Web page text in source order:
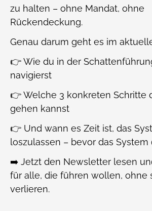
zu halten – ohne Mandat, ohne
Rückendeckung.
Genau darum geht es im
👉 Wie du in der
navigierst
👉 Welche 3 konkreten Schritte
gehen kannst
👉 Und wann es Zeit ist, das
loszulassen – bevor das
➡️ Jetzt den Newsletter lesen
für alle, die führen wollen, ohne
verlieren.